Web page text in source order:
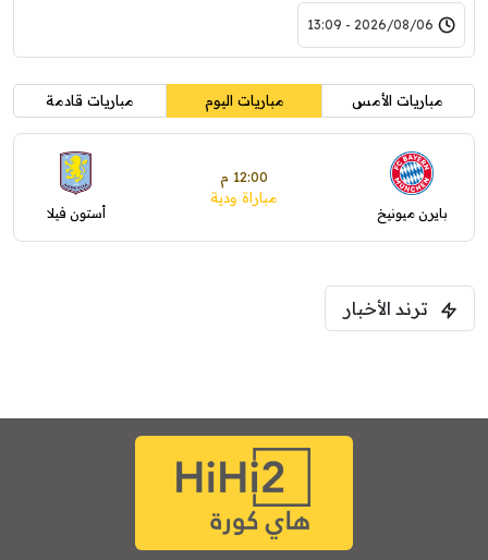
2026/08/06 - 13:09
مباريات الأمس مباريات اليوم مباريات قادمة
بايرن ميونيخ
12:00 م
مباراة ودية
أستون فيلا
ترند الأخبار